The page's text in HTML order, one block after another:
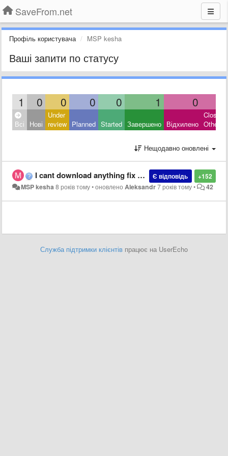
SaveFrom.net
Профіль користувача MSP kesha
Ваші запити по статусу
1 0 0 0 0 1 0
Всі Нові
Under
review Planned Started Завершено Відхилено
Closed:
Other
Нещодавно оновлені
+152
Є відповідь
I cant download anything fix that!
MSP kesha8 років тому•оновленоAleksandr7 років тому• 42
Служба підтримки клієнтів працює на UserEcho